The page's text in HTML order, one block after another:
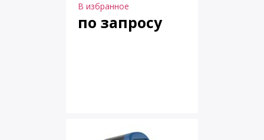
В избранное
по запросу